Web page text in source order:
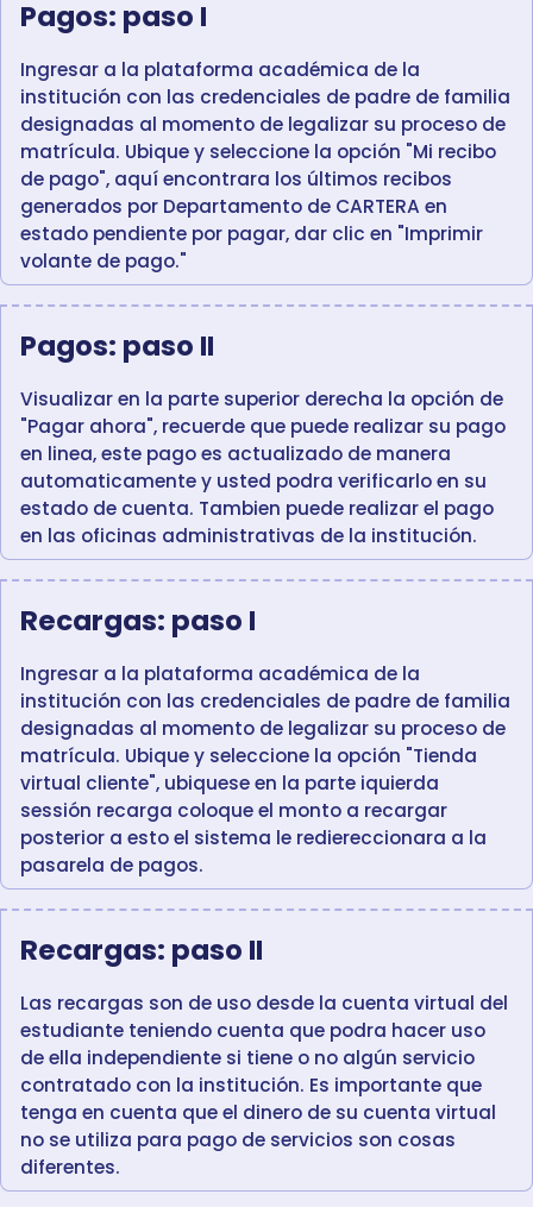
Pagos: paso I
Ingresar a la plataforma académica de la
institución con las credenciales de padre de familia
designadas al momento de legalizar su proceso de
matrícula. Ubique y seleccione la opción "Mi recibo
de pago", aquí encontrara los últimos recibos
generados por Departamento de CARTERA en
estado pendiente por pagar, dar clic en "Imprimir
volante de pago."
Pagos: paso II
Visualizar en la parte superior derecha la opción de
"Pagar ahora", recuerde que puede realizar su pago
en linea, este pago es actualizado de manera
automaticamente y usted podra verificarlo en su
estado de cuenta. Tambien puede realizar el pago
en las oficinas administrativas de la institución.
Recargas: paso I
Ingresar a la plataforma académica de la
institución con las credenciales de padre de familia
designadas al momento de legalizar su proceso de
matrícula. Ubique y seleccione la opción "Tienda
virtual cliente", ubiquese en la parte iquierda
sessión recarga coloque el monto a recargar
posterior a esto el sistema le rediereccionara a la
pasarela de pagos.
Recargas: paso II
Las recargas son de uso desde la cuenta virtual del
estudiante teniendo cuenta que podra hacer uso
de ella independiente si tiene o no algún servicio
contratado con la institución. Es importante que
tenga en cuenta que el dinero de su cuenta virtual
no se utiliza para pago de servicios son cosas
diferentes.